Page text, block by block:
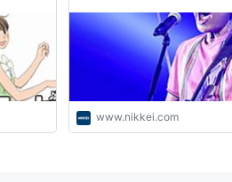
www.nikkei.com